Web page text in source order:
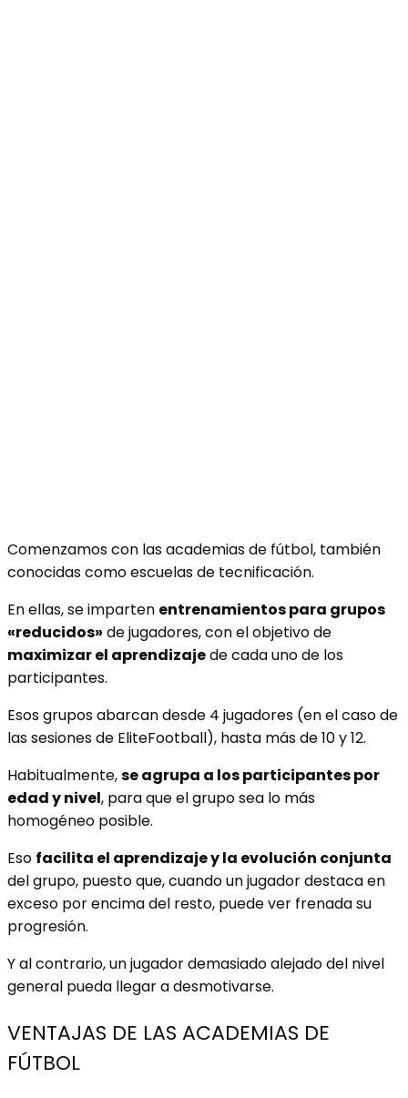
Comenzamos con las academias de fútbol, también
conocidas como escuelas de tecnificación.
En ellas, se imparten entrenamientos para grupos
«reducidos» de jugadores, con el objetivo de
maximizar el aprendizajede cada uno de los
participantes.
Esos grupos abarcan desde 4 jugadores (en el caso de
las sesiones de EliteFootball), hasta más de 10 y 12.
Habitualmente,se agrupa a los participantes por
edad y nivel, para que el grupo sea lo más
homogéneo posible.
Eso facilita el aprendizaje y la evolución conjunta
del grupo, puesto que, cuando un jugador destaca en
exceso por encima del resto, puede ver frenada su
progresión.
Y al contrario, un jugador demasiado alejado del nivel
general pueda llegar a desmotivarse.
VENTAJAS DE LAS ACADEMIAS DE
FÚTBOL